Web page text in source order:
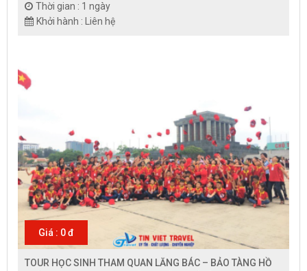
Thời gian : 1 ngày
Khởi hành : Liên hệ
Giá : 0 đ
TOUR HỌC SINH THAM QUAN LĂNG BÁC – BẢO TÀNG HỒ